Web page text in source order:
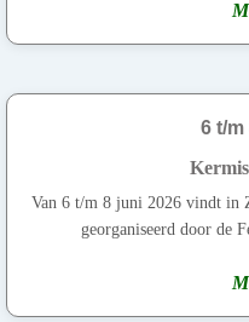
6 t/m
Van 6 t/m 8 juni 2026 vindt in
georganiseerd door de